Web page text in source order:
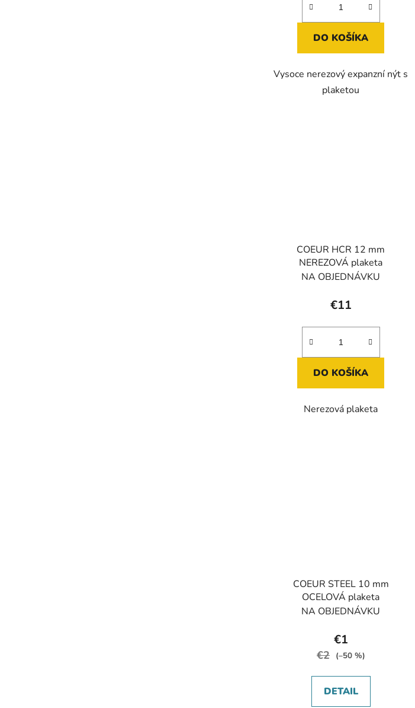
DO KOŠÍKA
Vysoce nerezový expanzní nýt s
plaketou
COEUR HCR 12 mm
NEREZOVÁ plaketa
NA OBJEDNÁVKU
€11
DO KOŠÍKA
Nerezová plaketa
COEUR STEEL 10 mm
OCELOVÁ plaketa
NA OBJEDNÁVKU
€1
€2 (–50 %)
DETAIL